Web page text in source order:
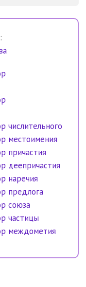
числительного
местоимения
причастия
деепричастия
наречия
предлога
союза
частицы
междометия